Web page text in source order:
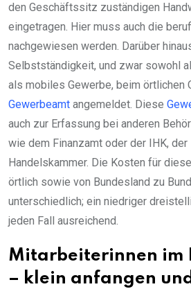
den Geschäftssitz zuständigen
eingetragen. Hier muss auch die
nachgewiesen werden. Darüber
Selbstständigkeit, und zwar sowohl
als mobiles Gewerbe, beim örtlichen
Gewerbeamt angemeldet. Diese
auch zur Erfassung bei anderen
wie dem Finanzamt oder der IHK, der
Handelskammer. Die Kosten für
örtlich sowie von Bundesland zu
unterschiedlich; ein niedriger
jeden Fall ausreichend.
Mitarbeiterinnen im
– klein anfangen